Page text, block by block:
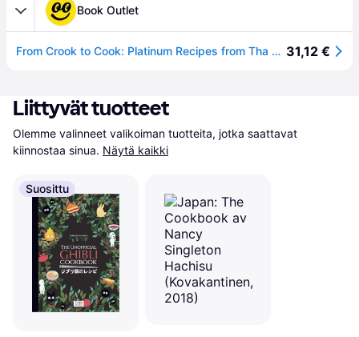
Book Outlet
From Crook to Cook: Platinum Recipes from Tha Boss Dogg's Kitchen 31,12 €
Liittyvät tuotteet
Olemme valinneet valikoiman tuotteita, jotka saattavat
kiinnostaa sinua. Näytä kaikki
Suosittu